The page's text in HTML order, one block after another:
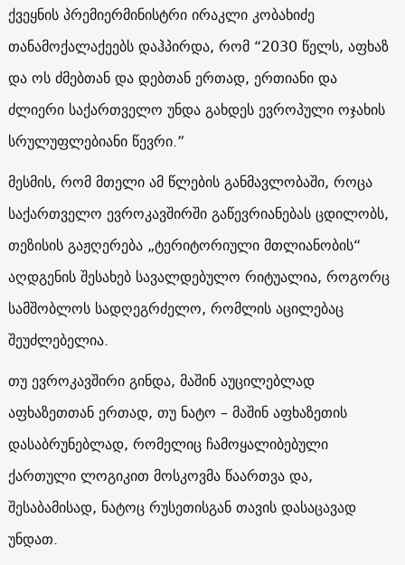
ქვეყნის პრემიერმინისტრი ირაკლი კობახიძე
თანამოქალაქეებს დაჰპირდა, რომ “2030 წელს, აფხაზ
და ოს ძმებთან და დებთან ერთად, ერთიანი და
ძლიერი საქართველო უნდა გახდეს ევროპული ოჯახის
სრულუფლებიანი წევრი.”
მესმის, რომ მთელი ამ წლების განმავლობაში, როცა
საქართველო ევროკავშირში გაწევრიანებას ცდილობს,
თეზისის გაჟღერება „ტერიტორიული მთლიანობის“
აღდგენის შესახებ სავალდებულო რიტუალია, როგორც
სამშობლოს სადღეგრძელო, რომლის აცილებაც
შეუძლებელია.
თუ ევროკავშირი გინდა, მაშინ აუცილებლად
აფხაზეთთან ერთად, თუ ნატო – მაშინ აფხაზეთის
დასაბრუნებლად, რომელიც ჩამოყალიბებული
ქართული ლოგიკით მოსკოვმა წაართვა და,
შესაბამისად, ნატოც რუსეთისგან თავის დასაცავად
უნდათ.